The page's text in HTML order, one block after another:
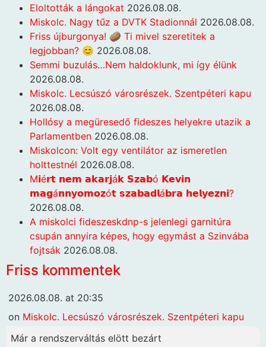
Eloltották a lángokat 2026.08.08.
Miskolc. Nagy tűz a DVTK Stadionnál 2026.08.08.
Friss újburgonya! 🥔 Ti mivel szeretitek a
legjobban? 😊 2026.08.08.
Semmi buzulás…Nem haldoklunk, mi így élünk
2026.08.08.
Miskolc. Lecsúszó városrészek. Szentpéteri kapu
2026.08.08.
Hollósy a megüresedő fideszes helyekre utazik a
Parlamentben 2026.08.08.
Miskolcon: Volt egy ventilátor az ismeretlen
holttestnél 2026.08.08.
M𝗶é𝗿𝘁 𝗻𝗲𝗺 𝗮𝗸𝗮𝗿𝗷á𝗸 𝗦𝘇𝗮𝗯ó 𝗞𝗲𝘃𝗶𝗻
𝗺𝗮𝗴á𝗻𝗻𝘆𝗼𝗺𝗼𝘇ó𝘁 𝘀𝘇𝗮𝗯𝗮𝗱𝗹á𝗯𝗿𝗮 𝗵𝗲𝗹𝘆𝗲𝘇𝗻𝗶?
2026.08.08.
A miskolci fideszeskdnp-s jelenlegi garnitúra
csupán annyira képes, hogy egymást a Szinvába
fojtsák 2026.08.08.
Friss kommentek
2026.08.08. at 20:35
on Miskolc. Lecsúszó városrészek. Szentpéteri kapu
Már a rendszerváltás elött bezárt